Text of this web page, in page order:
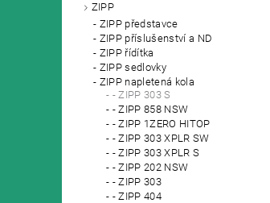
ZIPP
ZIPP představce
ZIPP příslušenství a ND
ZIPP řídítka
ZIPP sedlovky
ZIPP napletená kola
- ZIPP 303 S
- ZIPP 858 NSW
- ZIPP 1ZERO HITOP
- ZIPP 303 XPLR SW
- ZIPP 303 XPLR S
- ZIPP 202 NSW
- ZIPP 303
- ZIPP 404